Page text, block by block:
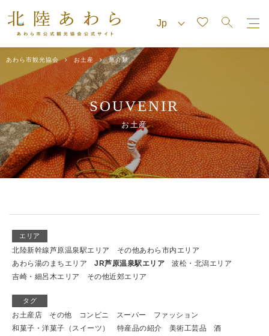
あわら市観光協会 お土産 魚介類
SOUVENIR
お土産
エリア
北陸新幹線芦原温泉駅エリア
その他あわら市内エリア
あわら湯のまちエリア
JR芦原温泉駅エリア
波松・北潟エリア
吉崎・細呂木エリア
その他近郊エリア
タグ
お土産店 その他 コンビニ スーパー
ファッション
和菓子・洋菓子（スイーツ）
特産品の紹介 美術工芸品
酒